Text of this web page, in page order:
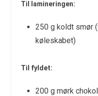
Til lamineringen:
250 g koldt smør
køleskabet)
Til fyldet:
200 g mørk